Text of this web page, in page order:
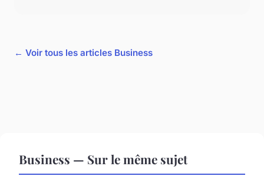
← Voir tous les articles Business
Business — Sur le même sujet